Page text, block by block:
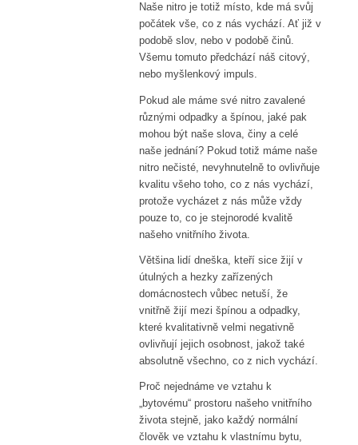
Naše nitro je totiž místo, kde má svůj
počátek vše, co z nás vychází. Ať již v
podobě slov, nebo v podobě činů.
Všemu tomuto předchází náš citový,
nebo myšlenkový impuls.
Pokud ale máme své nitro zavalené
různými odpadky a špínou, jaké pak
mohou být naše slova, činy a celé
naše jednání? Pokud totiž máme naše
nitro nečisté, nevyhnutelně to ovlivňuje
kvalitu všeho toho, co z nás vychází,
protože vycházet z nás může vždy
pouze to, co je stejnorodé kvalitě
našeho vnitřního života.
Většina lidí dneška, kteří sice žijí v
útulných a hezky zařízených
domácnostech vůbec netuší, že
vnitřně žijí mezi špínou a odpadky,
které kvalitativně velmi negativně
ovlivňují jejich osobnost, jakož také
absolutně všechno, co z nich vychází.
Proč nejednáme ve vztahu k
„bytovému“ prostoru našeho vnitřního
života stejně, jako každý normální
člověk ve vztahu k vlastnímu bytu,